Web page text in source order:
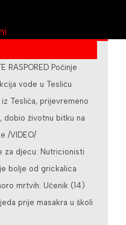
RASPORED Počinje
vode u Tesliću
iz Teslića, prijevremeno
dobio životnu bitku na
/VIDEO/
za djecu: Nutricionisti
bolje od grickalica
mrtvih: Učenik (14)
prije masakra u školi